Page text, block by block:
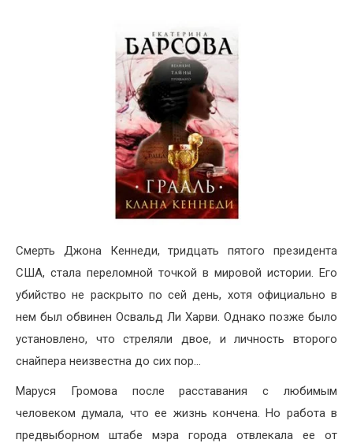
Смерть Джона Кеннеди, тридцать пятого президента
США, стала переломной точкой в мировой истории. Его
убийство не раскрыто по сей день, хотя официально в
нем был обвинен Освальд Ли Харви. Однако позже было
установлено, что стреляли двое, и личность второго
снайпера неизвестна до сих пор…
Маруся Громова после расставания с любимым
человеком думала, что ее жизнь кончена. Но работа в
предвыборном штабе мэра города отвлекала ее от